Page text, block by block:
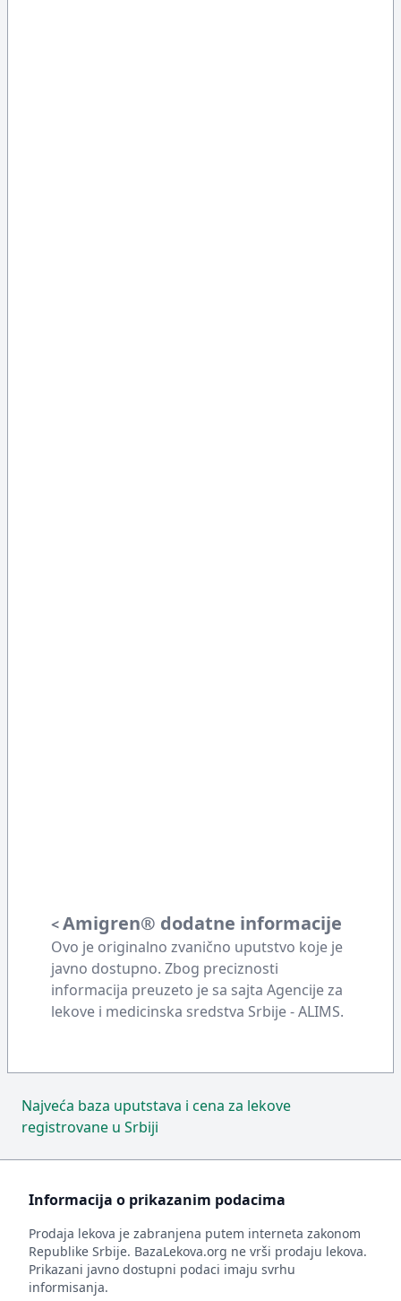
<Amigren® dodatne informacije
Ovo je originalno zvanično uputstvo koje je
javno dostupno. Zbog preciznosti
informacija preuzeto je sa sajta Agencije za
lekove i medicinska sredstva Srbije - ALIMS.
Najveća baza uputstava i cena za lekove
registrovane u Srbiji
Informacija o prikazanim podacima
Prodaja lekova je zabranjena putem interneta zakonom
Republike Srbije. BazaLekova.org ne vrši prodaju lekova.
Prikazani javno dostupni podaci imaju svrhu
informisanja.